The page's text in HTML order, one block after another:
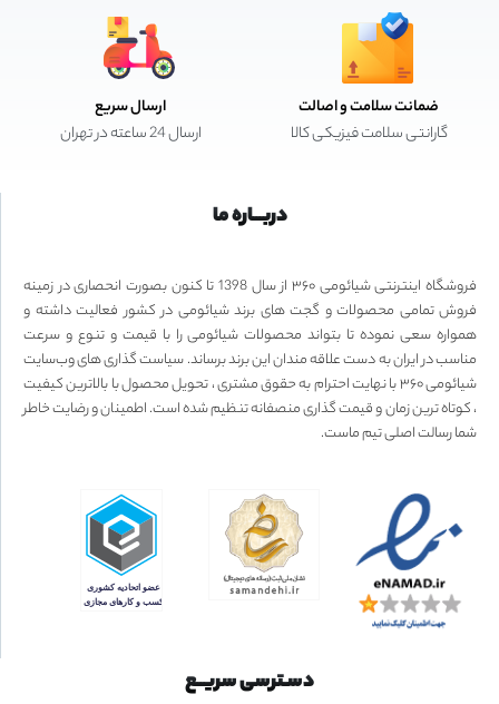
ضمانت سلامت و اصالت
گارانتی سلامت فیزیکی کالا
ارسال سریع
ارسال 24 ساعته در تهران
دربـــاره ما
فروشگاه اینترنتی شیائومی ۳۶۰ از سال 1398 تا کنون بصورت انحصاری در زمینه
فروش تمامی محصولات و گجت های برند شیائومی در کشور فعالیت داشته و
همواره سعی نموده تا بتواند محصولات شیائومی را با قیمت و تنوع و سرعت
مناسب در ایران به دست علاقه مندان این برند برساند. سیاست گذاری های وب‌سایت
شیائومی ۳۶۰ با نهایت احترام به حقوق مشتری ، تحویل محصول با بالاترین کیفیت
، کوتاه ترین زمان و قیمت گذاری منصفانه تنظیم شده است. اطمینان و رضایت خاطر
شما رسالت اصلی تیم ماست.
دسـترسی سریــع